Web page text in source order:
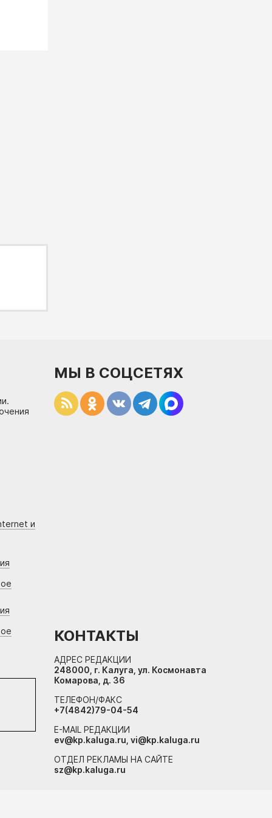
и
МЫ В СОЦСЕТЯХ
КОНТАКТЫ
АДРЕС РЕДАКЦИИ
248000, г. Калуга, ул. Космонавта
Комарова, д. 36
ТЕЛЕФОН/ФАКС
+7(4842)79-04-54
E-MAIL РЕДАКЦИИ
ev@kp.kaluga.ru, vi@kp.kaluga.ru
ОТДЕЛ РЕКЛАМЫ НА САЙТЕ
sz@kp.kaluga.ru